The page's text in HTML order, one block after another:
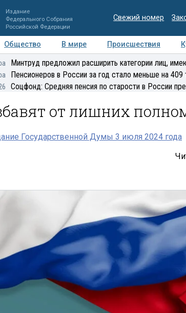
Издание
Федерального Собрания
Российской Федерации
Свежий номер
Общество В мире Происшествия
Регионы Медиацентр Интервью
Минтруд предложил расширить категории лиц,
Пенсионеров в России за год стало меньше на 409
Соцфонд: Средняя пенсия по старости в России
от лишних
Государственной Думы 3 июля 2024 года